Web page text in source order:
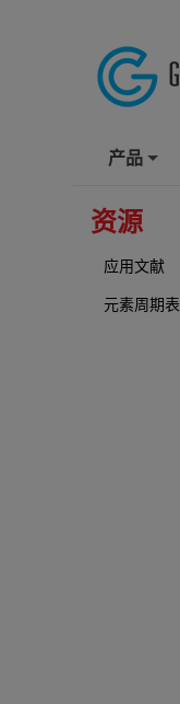
产品
资源
应用文献
元素周期表